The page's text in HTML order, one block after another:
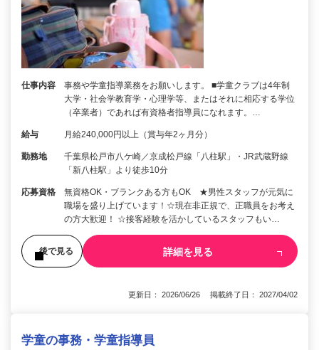
仕事内容
事務や学童指導業務をお願いします。 ■学童クラブは4年制
大学・社会学教育学・心理学等、またはそれに相応する学位
（卒業者）であれば有資格者指導員になれます。…
給与 月給240,000円以上（賞与年2ヶ月分）
勤務地
千葉県松戸市八ケ崎／京成松戸線「八柱駅」・JR武蔵野線
「新八柱駅」より徒歩10分
応募資格
無資格OK・ブランクある方もOK ★男性スタッフが元気に
職場を盛り上げています！☆現在非正規で、正職員をお考え
の方大歓迎！ ☆接客経験を活かしているスタッフもい…
後で見る 詳細を見る
更新日： 2026/06/26 掲載終了日： 2027/04/02
学童の事務・学童指導員